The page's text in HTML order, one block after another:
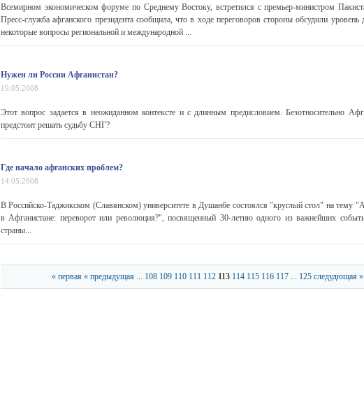
Всемирном экономическом форуме по Среднему Востоку, встретился с премьер-министром
Пресс-служба афганского президента сообщила, что в ходе переговоров стороны обсудили уровень
некоторые вопросы региональной и международной ...
Нужен ли России Афганистан?
19.05.2008
Этот вопрос задается в неожиданном контексте и с длинным предисловием. Безотносительно
предстоит решать судьбу СНГ?
Где начало афганских проблем?
14.05.2008
В Российско-Таджикском (Славянском) университете в Душанбе состоялся "круглый стол" на тему
в Афганистане: переворот или революция?", посвященный 30-летию одного из важнейших
страны...
« первая « предыдущая ... 108 109 110 111 112 113 114 115 116 117 ... 125 следудющая »